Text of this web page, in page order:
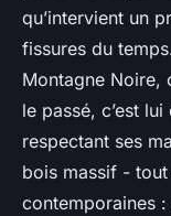
qu’intervient un
fissures du
Montagne Noire,
le passé, c’est
respectant ses
bois massif -
contemporaines